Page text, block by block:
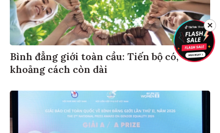
Bình đẳng giới toàn cầu: Tiến bộ có,
khoảng cách còn dài
✕